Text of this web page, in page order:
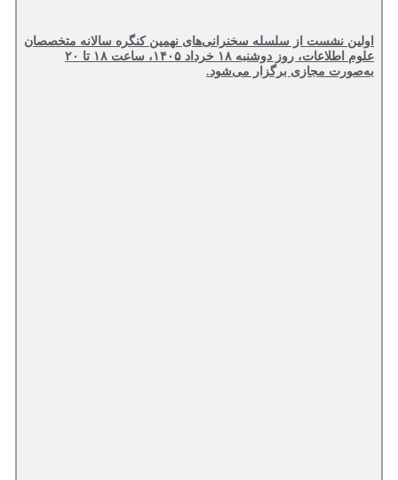
اولین نشست از سلسله سخنرانی‌های نهمین کنگره سالانه متخصصان
علوم اطلاعات، روز دوشنبه ۱۸ خرداد ۱۴۰۵، ساعت ۱۸ تا ۲۰
به‌صورت مجازی برگزار می‌شود.